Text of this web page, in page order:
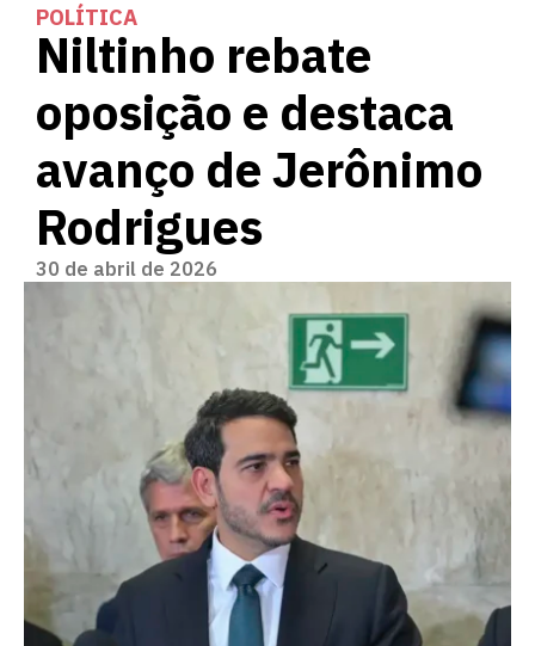
POLÍTICA
Niltinho rebate
oposição e destaca
avanço de Jerônimo
Rodrigues
30 de abril de 2026